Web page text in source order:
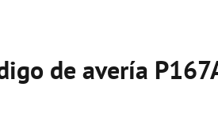
de avería